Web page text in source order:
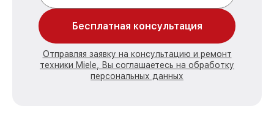
Бесплатная консультация
Отправляя заявку на консультацию и ремонт
техники Miele, Вы соглашаетесь на обработку
персональных данных